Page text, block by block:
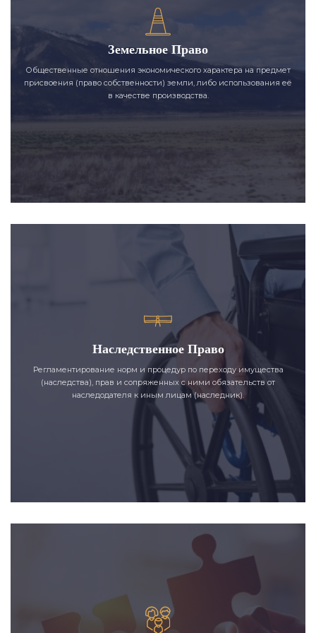
Земельное Право
Общественные отношения экономического характера на предмет
присвоения (право собственности) земли, либо использования её
в качестве производства.
Наследственное Право
Регламентирование норм и процедур по переходу имущества
(наследства), прав и сопряженных с ними обязательств от
наследодателя к иным лицам (наследник).